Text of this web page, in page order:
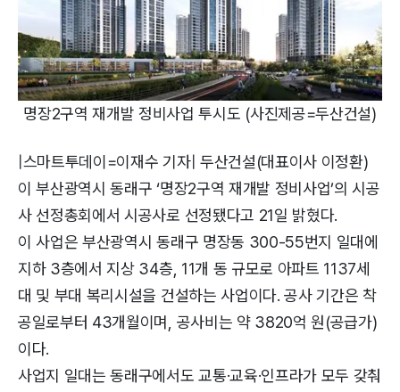
명장2구역 재개발 정비사업 투시도 (사진제공=두산건설)
|스마트투데이=이재수 기자| 두산건설(대표이사 이정환)
이 부산광역시 동래구 ‘명장2구역 재개발 정비사업’의 시공
사 선정총회에서 시공사로 선정됐다고 21일 밝혔다.
이 사업은 부산광역시 동래구 명장동 300-55번지 일대에
지하 3층에서 지상 34층, 11개 동 규모로 아파트 1137세
대 및 부대 복리시설을 건설하는 사업이다. 공사 기간은 착
공일로부터 43개월이며, 공사비는 약 3820억 원(공급가)
이다.
사업지 일대는 동래구에서도 교통·교육·인프라가 모두 갖춰